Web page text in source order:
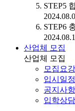
STEP5
STEP6
산업체 모집
산업체 모집
모집요강
입시일정
공지사항
입학상담